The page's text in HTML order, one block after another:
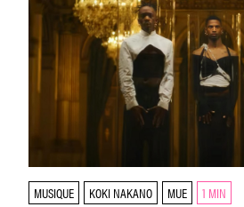
MUSIQUE KOKI NAKANO MUE 1 MIN